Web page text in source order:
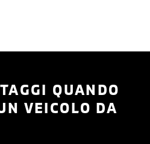
QUANDO
VEICOLO DA